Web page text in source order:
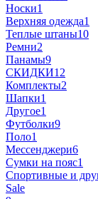
Носки1
Верхняя одежда1
Теплые штаны10
Ремни2
Панамы9
СКИДКИ12
Комплекты2
Шапки1
Другое1
Футболки9
Поло1
Мессенджери6
Сумки на пояс1
Спортивные и
Sale